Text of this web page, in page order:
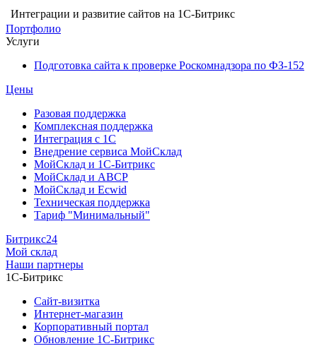
Интеграции и развитие сайтов на 1С-Битрикс
Портфолио
Услуги
Подготовка сайта к проверке Роскомнадзора по ФЗ-152
Цены
Разовая поддержка
Комплексная поддержка
Интеграция с 1С
Внедрение сервиса МойСклад
МойСклад и 1С-Битрикс
МойСклад и ABCP
МойСклад и Ecwid
Техническая поддержка
Тариф "Минимальный"
Битрикс24
Мой склад
Наши партнеры
1С-Битрикс
Сайт-визитка
Интернет-магазин
Корпоративный портал
Обновление 1С-Битрикс